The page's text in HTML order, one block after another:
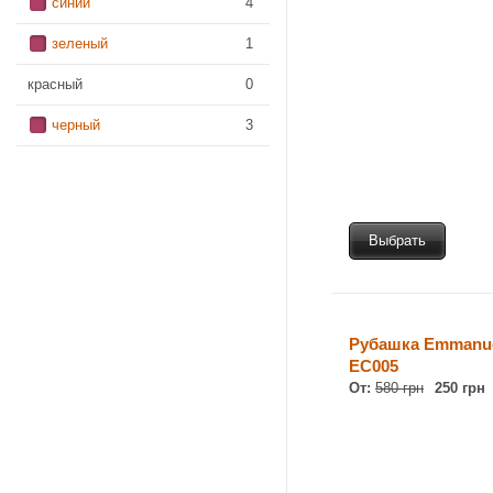
зеленый 1
красный 0
черный 3
Выбрать
Рубашка
EC005
От: 580 грн 250 грн